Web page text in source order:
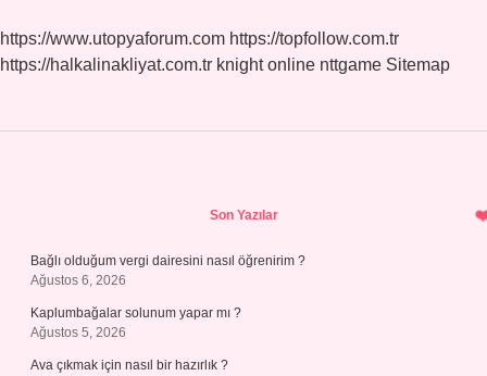
https://www.utopyaforum.com https://topfollow.com.tr
https://halkalinakliyat.com.tr knight online nttgame Sitemap
Son Yazılar
Bağlı olduğum vergi dairesini nasıl öğrenirim ?
Ağustos 6, 2026
Kaplumbağalar solunum yapar mı ?
Ağustos 5, 2026
Ava çıkmak için nasıl bir hazırlık ?